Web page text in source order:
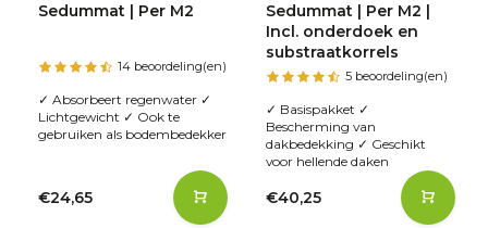
Sedummat | Per M2
14 beoordeling(en)
✓ Absorbeert regenwater ✓
Lichtgewicht ✓ Ook te
gebruiken als bodembedekker
€24,65
Sedummat | Per M2 |
Incl. onderdoek en
substraatkorrels
5 beoordeling(en)
✓ Basispakket ✓
Bescherming van
dakbedekking ✓ Geschikt
voor hellende daken
€40,25